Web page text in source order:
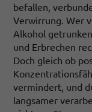
befallen,
Verwirrung. Wer
Alkohol
und Erbrechen
Doch gleich ob
vermindert, und
langsamer